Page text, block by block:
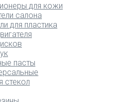
для кожи
салона
для пластика
пасты
стекол